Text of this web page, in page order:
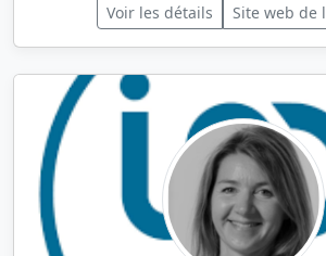
Voir les détails Site web de